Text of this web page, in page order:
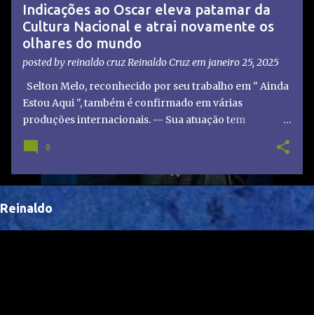
Indicações ao Oscar eleva patamar da
Cultura Nacional e atrai novamente os
olhares do mundo
posted by reinaldo cruz Reinaldo Cruzem janeiro 25, 2025
Selton Melo, reconhecido por seu trabalho em " Ainda
Estou Aqui ", também é confirmado em várias
produções internacionais. -- Sua atuação tem
Brasil, abrindo portas para novas oportunidades no
a representação brasileira no cinema global!
0
Reinaldo